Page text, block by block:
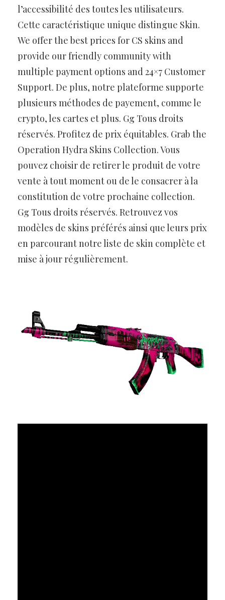
l’accessibilité des toutes les utilisateurs.
Cette caractéristique unique distingue Skin.
We offer the best prices for CS skins and
provide our friendly community with
multiple payment options and 24×7 Customer
Support. De plus, notre plateforme supporte
plusieurs méthodes de payement, comme le
crypto, les cartes et plus. Gg Tous droits
réservés. Profitez de prix équitables. Grab the
Operation Hydra Skins Collection. Vous
pouvez choisir de retirer le produit de votre
vente à tout moment ou de le consacrer à la
constitution de votre prochaine collection.
Gg Tous droits réservés. Retrouvez vos
modèles de skins préférés ainsi que leurs prix
en parcourant notre liste de skin complète et
mise à jour régulièrement.